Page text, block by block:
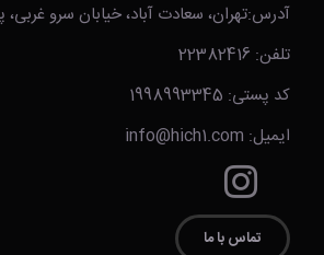
آدرس:تهران، سعادت آباد، خیابان سرو غربی،
تلفن: 22382416
کد پستی: 1998993345
ایمیل: info@hich1.com
تماس با ما